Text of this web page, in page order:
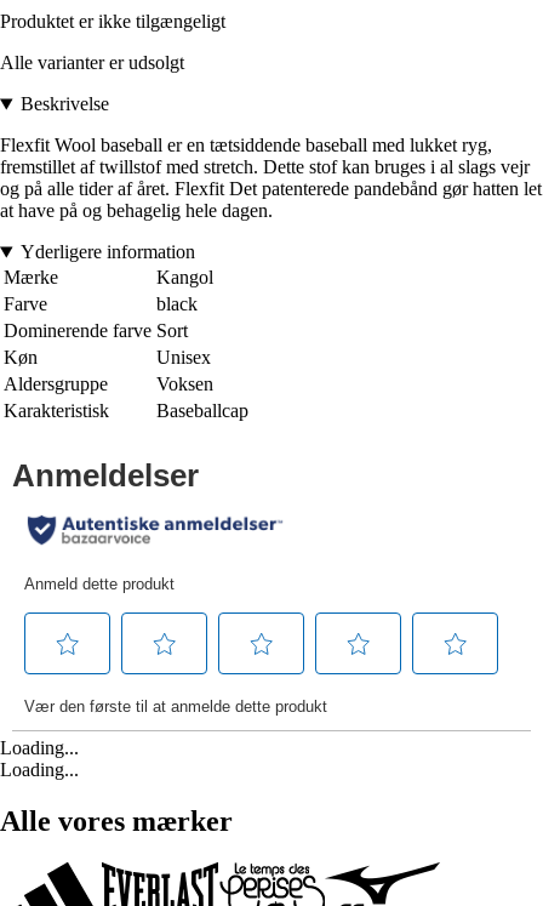
Produktet er ikke tilgængeligt
Alle varianter er udsolgt
Beskrivelse
Flexfit Wool baseball er en tætsiddende baseball med lukket ryg,
fremstillet af twillstof med stretch. Dette stof kan bruges i al slags vejr
og på alle tider af året. Flexfit Det patenterede pandebånd gør hatten let
at have på og behagelig hele dagen.
Yderligere information
Mærke
Kangol
Farve
black
Dominerende farve Sort
Køn
Unisex
Aldersgruppe
Voksen
Karakteristisk
Baseballcap
Loading...
Loading...
Alle vores mærker